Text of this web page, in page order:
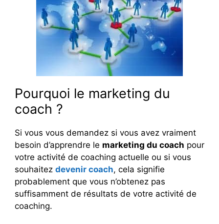
Pourquoi le marketing du
coach ?
Si vous vous demandez si vous avez vraiment
besoin d’apprendre le marketing du coach pour
votre activité de coaching actuelle ou si vous
souhaitez devenir coach, cela signifie
probablement que vous n’obtenez pas
suffisamment de résultats de votre activité de
coaching.